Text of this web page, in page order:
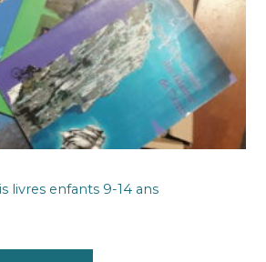
livres enfants 9-14 ans